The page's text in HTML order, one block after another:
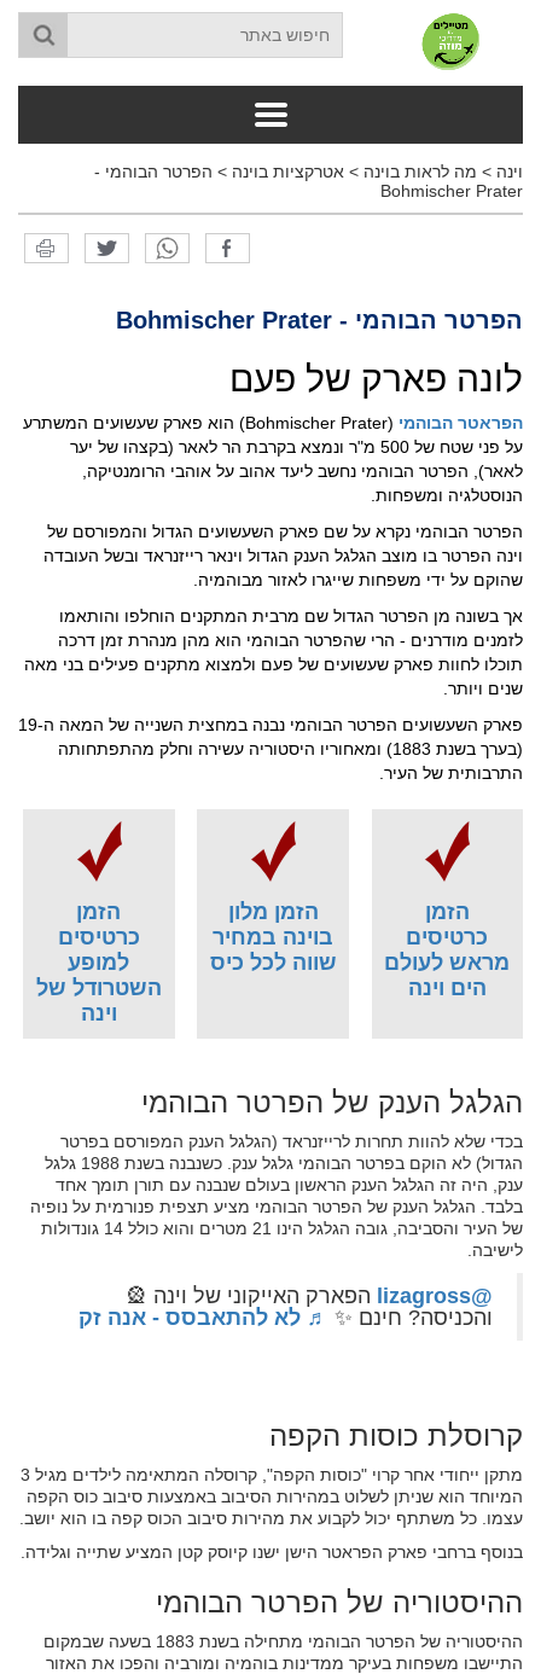
וינה > מה לראות בוינה > אטרקציות בוינה > הפרטר הבוהמי -
Bohmischer Prater
הפרטר הבוהמי - Bohmischer Prater
לונה פארק של פעם
הפראטר הבוהמי
(Bohmischer Prater) הוא פארק שעשועים המשתרע
על פני שטח של 500 מ"ר ונמצא בקרבת הר לאאר (בקצהו של יער
לאאר), הפרטר הבוהמי נחשב ליעד אהוב על אוהבי הרומנטיקה,
הנוסטלגיה ומשפחות.
הפרטר הבוהמי נקרא על שם פארק השעשועים הגדול והמפורסם של
וינה הפרטר בו מוצב הגלגל הענק הגדול וינאר רייזנראד ובשל העובדה
שהוקם על ידי משפחות שייגרו לאזור מבוהמיה.
אך בשונה מן הפרטר הגדול שם מרבית המתקנים הוחלפו והותאמו
לזמנים מודרנים - הרי שהפרטר הבוהמי הוא מהן מנהרת זמן דרכה
תוכלו לחוות פארק שעשועים של פעם ולמצוא מתקנים פעילים בני מאה
שנים ויותר.
פארק השעשועים הפרטר הבוהמי נבנה במחצית השנייה של המאה ה-19
(בערך בשנת 1883) ומאחוריו היסטוריה עשירה וחלק מהתפתחותה
התרבותית של העיר.
הזמן
כרטיסים
מראש לעולם
הים וינה
הזמן מלון
בוינה במחיר
שווה לכל כיס
הזמן
כרטיסים
למופע
השטרודל של
וינה
הגלגל הענק של הפרטר הבוהמי
בכדי שלא להוות תחרות לרייזנראד (הגלגל הענק המפורסם בפרטר
הגדול) לא הוקם בפרטר הבוהמי גלגל ענק. כשנבנה בשנת 1988 גלגל
ענק, היה זה הגלגל הענק הראשון בעולם שנבנה עם תורן תומך אחד
בלבד. הגלגל הענק של הפרטר הבוהמי מציע תצפית פנורמית על נופיה
של העיר והסביבה, גובה הגלגל הינו 21 מטרים והוא כולל 14 גונדולות
לישיבה.
@lizagross
הפארק האייקוני של וינה 🎡
והכניסה? חינם ✨ ♬ לא להתאבסס - אנה זק
קרוסלת כוסות הקפה
מתקן ייחודי אחר קרוי "כוסות הקפה", קרוסלה המתאימה לילדים מגיל 3
המיוחד הוא שניתן לשלוט במהירות הסיבוב באמצעות סיבוב כוס הקפה
עצמו. כל משתתף יכול לקבוע את מהירות סיבוב הכוס קפה בו הוא יושב.
בנוסף ברחבי פארק הפראטר הישן ישנו קיוסק קטן המציע שתייה וגלידה.
ההיסטוריה של הפרטר הבוהמי
ההיסטוריה של הפרטר הבוהמי מתחילה בשנת 1883 בשעה שבמקום
התיישבו משפחות בעיקר ממדינות בוהמיה ומורביה והפכו את האזור